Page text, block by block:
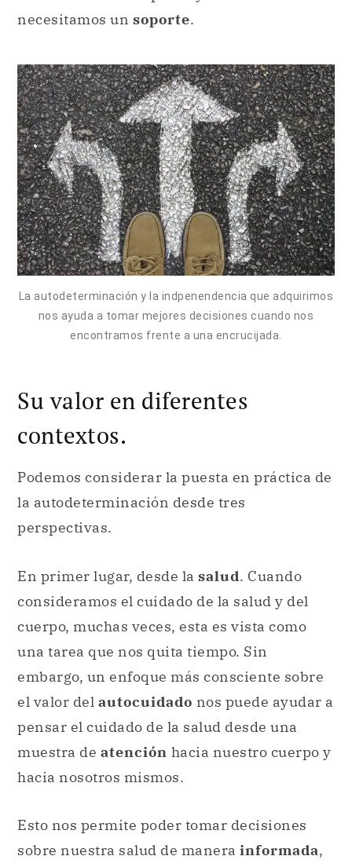
La autodeterminación y la indpenendencia que adquirimos
nos ayuda a tomar mejores decisiones cuando nos
encontramos frente a una encrucijada.
Su valor en diferentes
contextos.
la autodeterminación desde tres
perspectivas.
En primer lugar, desde lasalud. Cuando
consideramos el cuidado de la salud y del
cuerpo, muchas veces, esta es vista como
embargo, un enfoque más consciente sobre
el valor delautocuidado nos puede ayudar a
pensar el cuidado de la salud desde una
muestra deatenciónhacia nuestro cuerpo y
hacia nosotros mismos.
Esto nos permite poder tomar decisiones
sobre nuestra salud de manerainformada ,
interviniendo en aquello que nos proponen
que los cambios que podamos realizar en
nuestra vida serán positivos. Además, al